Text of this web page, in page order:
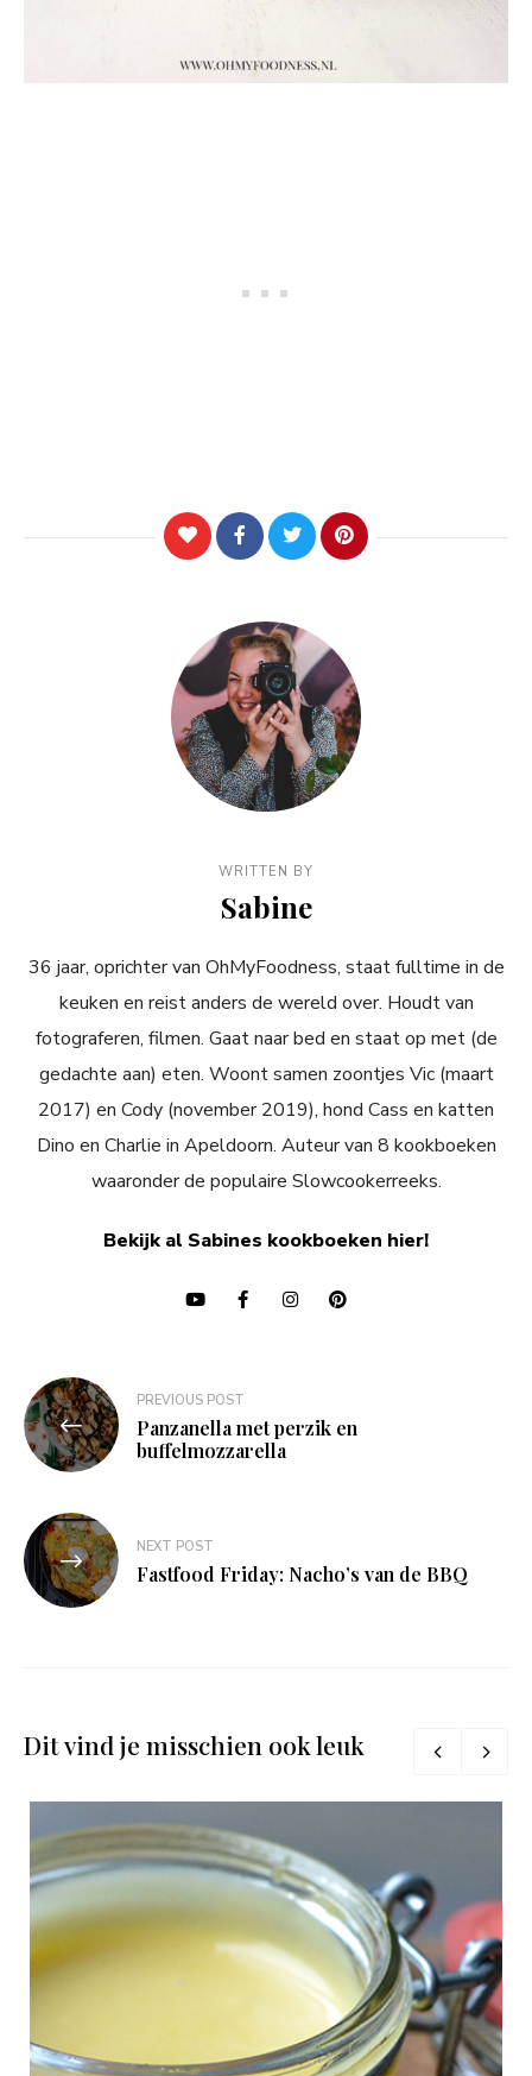
WRITTEN BY
Sabine
36 jaar, oprichter van OhMyFoodness, staat fulltime in de
keuken en reist anders de wereld over. Houdt van
fotograferen, filmen. Gaat naar bed en staat op met (de
gedachte aan) eten. Woont samen zoontjes Vic (maart
2017) en Cody (november 2019), hond Cass en katten
Dino en Charlie in Apeldoorn. Auteur van 8 kookboeken
waaronder de populaire Slowcookerreeks.
Bekijk al Sabines kookboeken hier!
Bericht
navigatie
PREVIOUS POST
Panzanella met perzik en
buffelmozzarella
NEXT POST
Fastfood Friday: Nacho’s van de BBQ
Dit vind je misschien ook leuk